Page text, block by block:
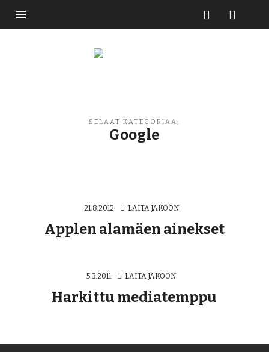
Buzzikuski
SELAAT KATEGORIAA:
Google
21.8.2012 LAITA JAKOON
Applen alamäen ainekset
5.3.2011 LAITA JAKOON
Harkittu mediatemppu